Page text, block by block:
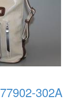
77902-302A